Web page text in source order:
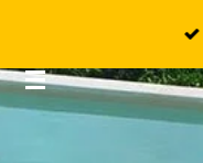
naar
de